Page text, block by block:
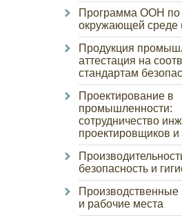
Программа ООН по
окружающей
Продукция
аттестация на
стандартам
Проектирование в
промышленности:
сотрудничество
проектировщиков и
безопасность и
и рабочие места